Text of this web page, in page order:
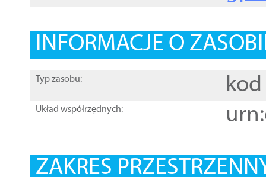
INFORMACJE O
Typ zasobu: kod
Układ współrzędnych:
ZAKRES